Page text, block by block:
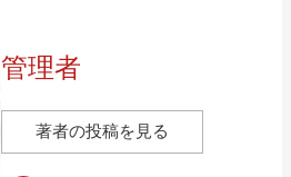
管理者
著者の投稿を見る